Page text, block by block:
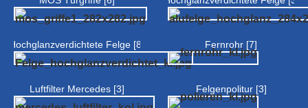
Hochglanzverdichtete Felge [8] Fernrohr [7]
Luftfilter Mercedes [3] Felgenpolitur [3]